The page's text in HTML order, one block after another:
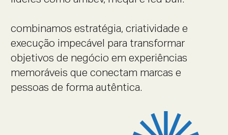
combinamos estratégia, criatividade e
execução impecável para transformar
objetivos de negócio em experiências
memoráveis que conectam marcas e
pessoas de forma autêntica.